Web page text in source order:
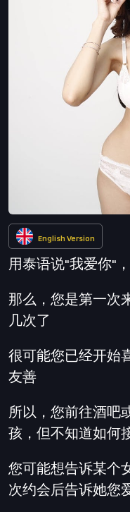
English Version
用泰语说"我爱你"
那么，您是第一次
几次了
很可能您已经开始
友善
所以，您前往酒吧
孩，但不知道如何
您可能想告诉某个
次约会后告诉她您